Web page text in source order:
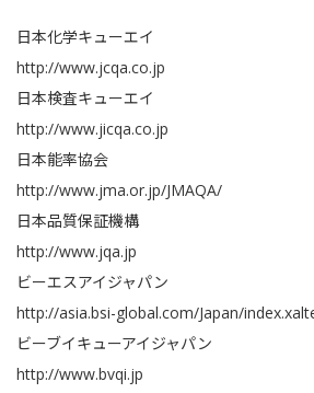
日本化学キューエイ
http://www.jcqa.co.jp
日本検査キューエイ
http://www.jicqa.co.jp
日本能率協会
http://www.jma.or.jp/JMAQA/
日本品質保証機構
http://www.jqa.jp
ビーエスアイジャパン
http://asia.bsi-global.com/Japan/
ビーブイキューアイジャパン
http://www.bvqi.jp